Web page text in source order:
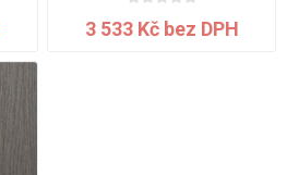
3 533 Kč bez DPH